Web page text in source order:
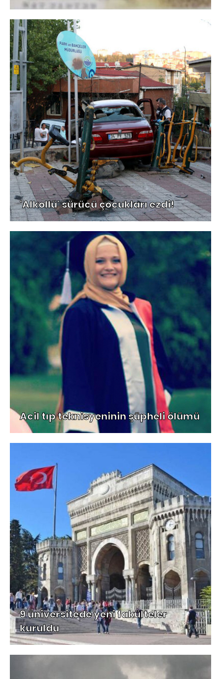
'Alkollü' sürücü çocukları ezdi!
Acil tıp teknisyeninin şüpheli ölümü
9 üniversitede yeni fakülteler
kuruldu